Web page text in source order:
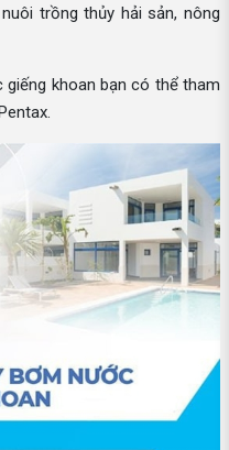
trồng thủy hải sản, nông
khoan bạn có thể tham